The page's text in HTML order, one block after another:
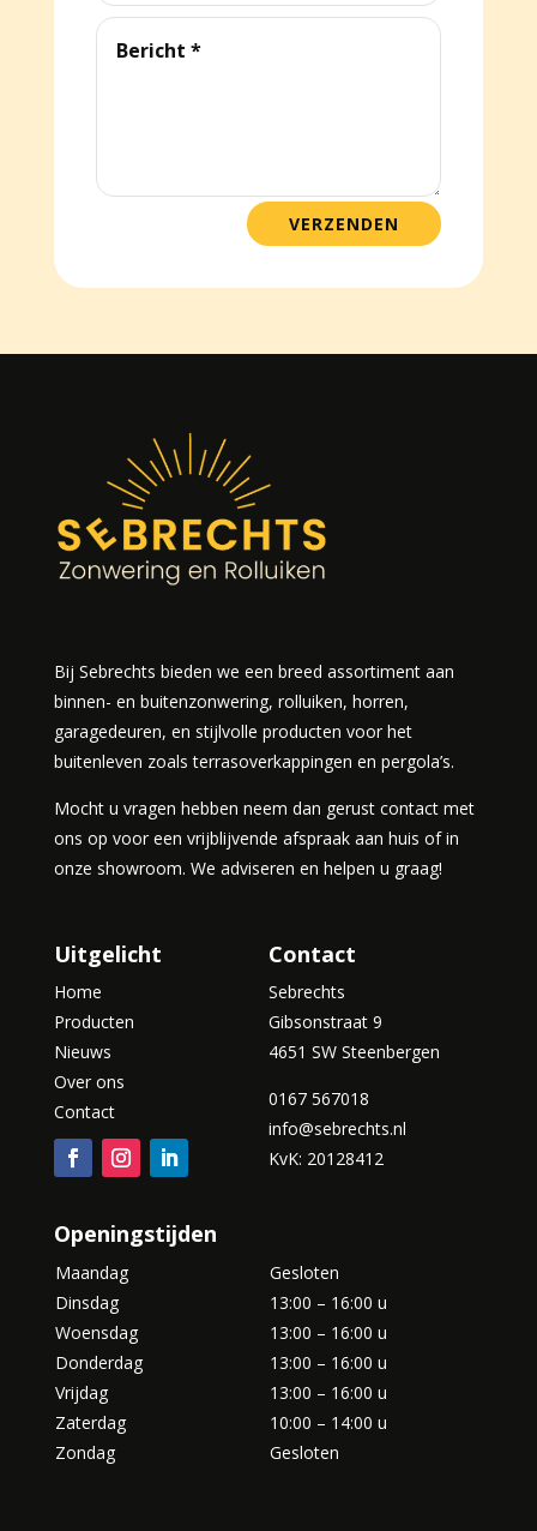
VERZENDEN
Bij Sebrechts bieden we een breed assortiment aan
binnen- en buitenzonwering, rolluiken, horren,
garagedeuren, en stijlvolle producten voor het
buitenleven zoals terrasoverkappingen en pergola’s.
Mocht u vragen hebben neem dan gerust contact met
ons op voor een vrijblijvende afspraak aan huis of in
onze showroom. We adviseren en helpen u graag!
Uitgelicht
Home
Producten
Nieuws
Over ons
Contact
Contact
Sebrechts
Gibsonstraat 9
4651 SW Steenbergen
0167 567018
info@sebrechts.nl
KvK: 20128412
Openingstijden
Maandag
Dinsdag
Woensdag
Donderdag
Vrijdag
Zaterdag
Zondag
Gesloten
13:00 – 16:00 u
13:00 – 16:00 u
13:00 – 16:00 u
13:00 – 16:00 u
10:00 – 14:00 u
Gesloten